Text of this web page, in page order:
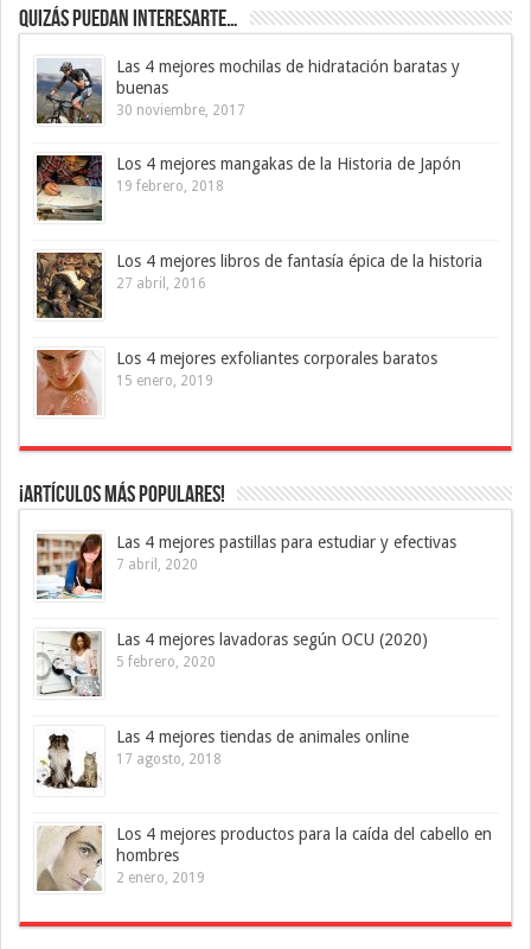
Quizás puedan interesarte…
Las 4 mejores mochilas de hidratación baratas y
buenas
30 noviembre, 2017
Los 4 mejores mangakas de la Historia de Japón
19 febrero, 2018
Los 4 mejores libros de fantasía épica de la historia
27 abril, 2016
Los 4 mejores exfoliantes corporales baratos
15 enero, 2019
¡Artículos más Populares!
Las 4 mejores pastillas para estudiar y efectivas
7 abril, 2020
Las 4 mejores lavadoras según OCU (2020)
5 febrero, 2020
Las 4 mejores tiendas de animales online
17 agosto, 2018
Los 4 mejores productos para la caída del cabello en
hombres
2 enero, 2019